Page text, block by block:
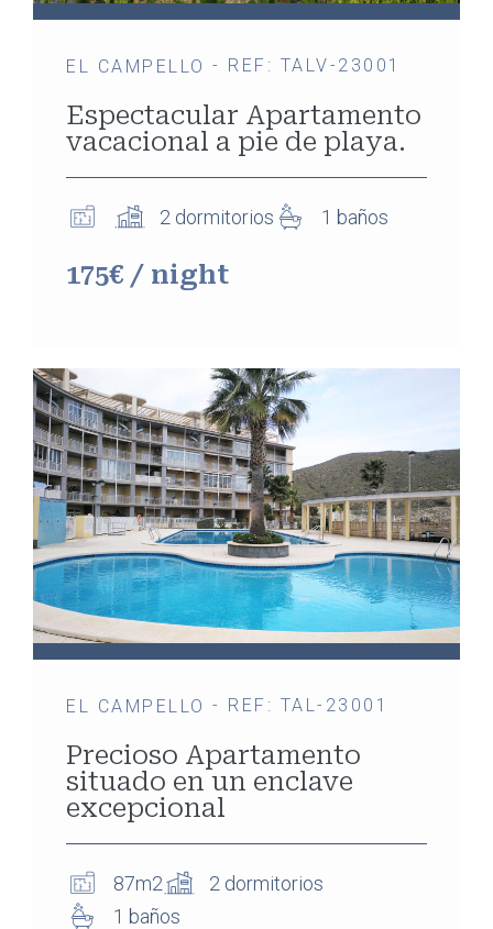
EL CAMPELLO - REF: TALV-23001
Espectacular Apartamento
vacacional a pie de playa.
2 dormitorios 1 baños
175€ / night
EL CAMPELLO - REF: TAL-23001
Precioso Apartamento
situado en un enclave
excepcional
87m2
2 dormitorios
1 baños